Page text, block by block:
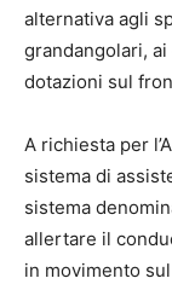
alternativa agli
grandangolari,
dotazioni sul
A richiesta per
sistema di
sistema
allertare il
in movimento